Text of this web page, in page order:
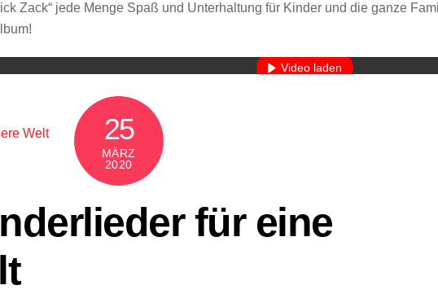
Zack“ jede Menge Spaß und Unterhaltung für Kinder und die ganze
Mit dem Laden des Videos akzeptieren Sie die
Video laden
25
MÄRZ
2020
für eine